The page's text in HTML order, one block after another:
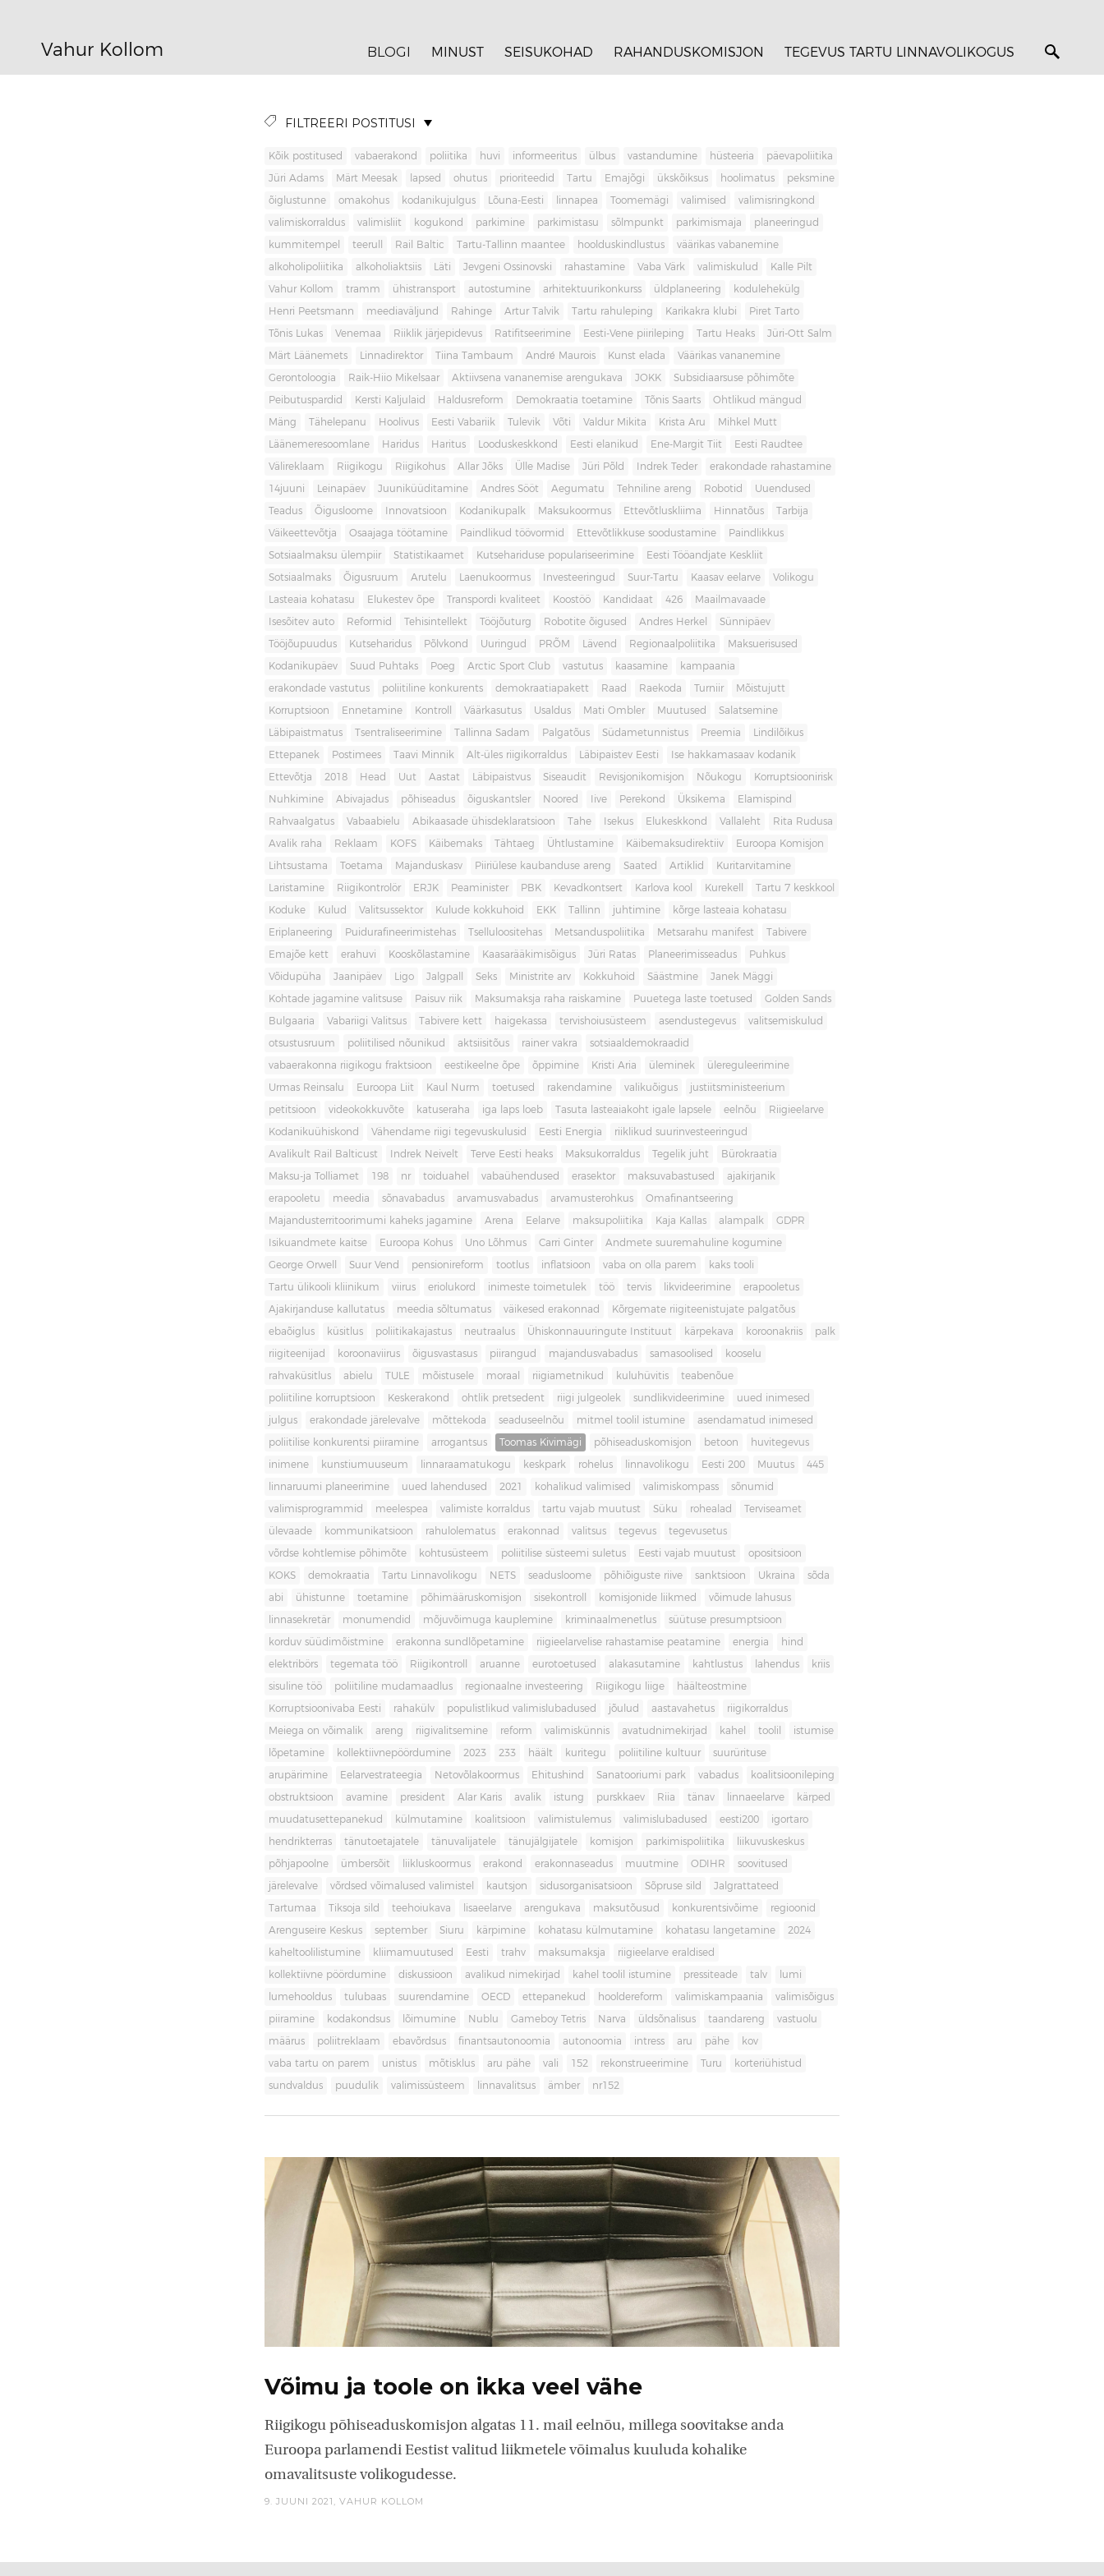
Vahur Kollom BLOGI MINUST SEISUKOHAD RAHANDUSKOMISJON TEGEVUS TARTU LINNAVOLIKOGUS
FILTREERI POSTITUSI
Kõik postitused vabaerakond poliitika huvi informeeritus ülbus vastandumine hüsteeria päevapoliitika
Jüri Adams Märt Meesak lapsed ohutus prioriteedid Tartu Emajõgi ükskõiksus hoolimatus peksmine
õiglustunne omakohus kodanikujulgus Lõuna-Eesti linnapea Toomemägi valimised valimisringkond
valimiskorraldus valimisliit kogukond parkimine parkimistasu sõlmpunkt parkimismaja planeeringud
kummitempel teerull Rail Baltic Tartu-Tallinn maantee hoolduskindlustus väärikas vabanemine
alkoholipoliitika alkoholiaktsiis Läti Jevgeni Ossinovski rahastamine Vaba Värk valimiskulud Kalle Pilt
Vahur Kollom tramm ühistransport autostumine arhitektuurikonkurss üldplaneering kodulehekülg
Henri Peetsmann meediaväljund Rahinge Artur Talvik Tartu rahuleping Karikakra klubi Piret Tarto
Tõnis Lukas Venemaa Riiklik järjepidevus Ratifitseerimine Eesti-Vene piirileping Tartu Heaks Jüri-Ott Salm
Märt Läänemets Linnadirektor Tiina Tambaum André Maurois Kunst elada Väärikas vananemine
Gerontoloogia Raik-Hiio Mikelsaar Aktiivsena vananemise arengukava JOKK Subsidiaarsuse põhimõte
Peibutuspardid Kersti Kaljulaid Haldusreform Demokraatia toetamine Tõnis Saarts Ohtlikud mängud
Mäng Tähelepanu Hoolivus Eesti Vabariik Tulevik Võti Valdur Mikita Krista Aru Mihkel Mutt
Läänemeresoomlane Haridus Haritus Looduskeskkond Eesti elanikud Ene-Margit Tiit Eesti Raudtee
Välireklaam Riigikogu Riigikohus Allar Jõks Ülle Madise Jüri Põld Indrek Teder erakondade rahastamine
14juuni Leinapäev Juuniküüditamine Andres Sööt Aegumatu Tehniline areng Robotid Uuendused
Teadus Õigusloome Innovatsioon Kodanikupalk Maksukoormus Ettevõtluskliima Hinnatõus Tarbija
Väikeettevõtja Osaajaga töötamine Paindlikud töövormid Ettevõtlikkuse soodustamine Paindlikkus
Sotsiaalmaksu ülempiir Statistikaamet Kutsehariduse populariseerimine Eesti Tööandjate Keskliit
Sotsiaalmaks Õigusruum Arutelu Laenukoormus Investeeringud Suur-Tartu Kaasav eelarve Volikogu
Lasteaia kohatasu Elukestev õpe Transpordi kvaliteet Koostöö Kandidaat 426 Maailmavaade
Isesõitev auto Reformid Tehisintellekt Tööjõuturg Robotite õigused Andres Herkel Sünnipäev
Tööjõupuudus Kutseharidus Põlvkond Uuringud PRÕM Lävend Regionaalpoliitika Maksuerisused
Kodanikupäev Suud Puhtaks Poeg Arctic Sport Club vastutus kaasamine kampaania
erakondade vastutus poliitiline konkurents demokraatiapakett Raad Raekoda Turniir Mõistujutt
Korruptsioon Ennetamine Kontroll Väärkasutus Usaldus Mati Ombler Muutused Salatsemine
Läbipaistmatus Tsentraliseerimine Tallinna Sadam Palgatõus Südametunnistus Preemia Lindilõikus
Ettepanek Postimees Taavi Minnik Alt-üles riigikorraldus Läbipaistev Eesti Ise hakkamasaav kodanik
Ettevõtja 2018 Head Uut Aastat Läbipaistvus Siseaudit Revisjonikomisjon Nõukogu Korruptsioonirisk
Nuhkimine Abivajadus põhiseadus õiguskantsler Noored Iive Perekond Üksikema Elamispind
Rahvaalgatus Vabaabielu Abikaasade ühisdeklaratsioon Tahe Isekus Elukeskkond Vallaleht Rita Rudusa
Avalik raha Reklaam KOFS Käibemaks Tähtaeg Ühtlustamine Käibemaksudirektiiv Euroopa Komisjon
Lihtsustama Toetama Majanduskasv Piiriülese kaubanduse areng Saated Artiklid Kuritarvitamine
Laristamine Riigikontrolör ERJK Peaminister PBK Kevadkontsert Karlova kool Kurekell Tartu 7 keskkool
Koduke Kulud Valitsussektor Kulude kokkuhoid EKK Tallinn juhtimine kõrge lasteaia kohatasu
Eriplaneering Puidurafineerimistehas Tselluloositehas Metsanduspoliitika Metsarahu manifest Tabivere
Emajõe kett erahuvi Kooskõlastamine Kaasarääkimisõigus Jüri Ratas Planeerimisseadus Puhkus
Võidupüha Jaanipäev Ligo Jalgpall Seks Ministrite arv Kokkuhoid Säästmine Janek Mäggi
Kohtade jagamine valitsuse Paisuv riik Maksumaksja raha raiskamine Puuetega laste toetused Golden Sands
Bulgaaria Vabariigi Valitsus Tabivere kett haigekassa tervishoiusüsteem asendustegevus valitsemiskulud
otsustusruum poliitilised nõunikud aktsiisitõus rainer vakra sotsiaaldemokraadid
vabaerakonna riigikogu fraktsioon eestikeelne õpe õppimine Kristi Aria üleminek ülereguleerimine
Urmas Reinsalu Euroopa Liit Kaul Nurm toetused rakendamine valikuõigus justiitsministeerium
petitsioon videokokkuvõte katuseraha iga laps loeb Tasuta lasteaiakoht igale lapsele eelnõu Riigieelarve
Kodanikuühiskond Vähendame riigi tegevuskulusid Eesti Energia riiklikud suurinvesteeringud
Avalikult Rail Balticust Indrek Neivelt Terve Eesti heaks Maksukorraldus Tegelik juht Bürokraatia
Maksu-ja Tolliamet 198 nr toiduahel vabaühendused erasektor maksuvabastused ajakirjanik
erapooletu meedia sõnavabadus arvamusvabadus arvamusterohkus Omafinantseering
Majandusterritoorimumi kaheks jagamine Arena Eelarve maksupoliitika Kaja Kallas alampalk GDPR
Isikuandmete kaitse Euroopa Kohus Uno Lõhmus Carri Ginter Andmete suuremahuline kogumine
George Orwell Suur Vend pensionireform tootlus inflatsioon vaba on olla parem kaks tooli
Tartu ülikooli kliinikum viirus eriolukord inimeste toimetulek töö tervis likvideerimine erapooletus
Ajakirjanduse kallutatus meedia sõltumatus väikesed erakonnad Kõrgemate riigiteenistujate palgatõus
ebaõiglus küsitlus poliitikakajastus neutraalus Ühiskonnauuringute Instituut kärpekava koroonakriis palk
riigiteenijad koroonaviirus õigusvastasus piirangud majandusvabadus samasoolised kooselu
rahvaküsitlus abielu TULE mõistusele moraal riigiametnikud kuluhüvitis teabenõue
poliitiline korruptsioon Keskerakond ohtlik pretsedent riigi julgeolek sundlikvideerimine uued inimesed
julgus erakondade järelevalve mõttekoda seaduseelnõu mitmel toolil istumine asendamatud inimesed
poliitilise konkurentsi piiramine arrogantsus Toomas Kivimägi põhiseaduskomisjon betoon huvitegevus
inimene kunstiumuuseum linnaraamatukogu keskpark rohelus linnavolikogu Eesti 200 Muutus 445
linnaruumi planeerimine uued lahendused 2021 kohalikud valimised valimiskompass sõnumid
valimisprogrammid meelespea valimiste korraldus tartu vajab muutust Süku rohealad Terviseamet
ülevaade kommunikatsioon rahulolematus erakonnad valitsus tegevus tegevusetus
võrdse kohtlemise põhimõte kohtusüsteem poliitilise süsteemi suletus Eesti vajab muutust opositsioon
KOKS demokraatia Tartu Linnavolikogu NETS seadusloome põhiõiguste riive sanktsioon Ukraina sõda
abi ühistunne toetamine põhimääruskomisjon sisekontroll komisjonide liikmed võimude lahusus
linnasekretär monumendid mõjuvõimuga kauplemine kriminaalmenetlus süütuse presumptsioon
korduv süüdimõistmine erakonna sundlõpetamine riigieelarvelise rahastamise peatamine energia hind
elektribörs tegemata töö Riigikontroll aruanne eurotoetused alakasutamine kahtlustus lahendus kriis
sisuline töö poliitiline mudamaadlus regionaalne investeering Riigikogu liige häälteostmine
Korruptsioonivaba Eesti rahakülv populistlikud valimislubadused jõulud aastavahetus riigikorraldus
Meiega on võimalik areng riigivalitsemine reform valimiskünnis avatudnimekirjad kahel toolil istumise
lõpetamine kollektiivnepöördumine 2023 233 häält kuritegu poliitiline kultuur suurürituse
arupärimine Eelarvestrateegia Netovõlakoormus Ehitushind Sanatooriumi park vabadus koalitsioonileping
obstruktsioon avamine president Alar Karis avalik istung purskkaev Riia tänav linnaeelarve kärped
muudatusettepanekud külmutamine koalitsioon valimistulemus valimislubadused eesti200 igortaro
hendrikterras tänutoetajatele tänuvalijatele tänujälgijatele komisjon parkimispoliitika liikuvuskeskus
põhjapoolne ümbersõit liikluskoormus erakond erakonnaseadus muutmine ODIHR soovitused
järelevalve võrdsed võimalused valimistel kautsjon sidusorganisatsioon Sõpruse sild Jalgrattateed
Tartumaa Tiksoja sild teehoiukava lisaeelarve arengukava maksutõusud konkurentsivõime regioonid
Arenguseire Keskus september Siuru kärpimine kohatasu külmutamine kohatasu langetamine 2024
kaheltoolilistumine kliimamuutused Eesti trahv maksumaksja riigieelarve eraldised
kollektiivne pöördumine diskussioon avalikud nimekirjad kahel toolil istumine pressiteade talv lumi
lumehooldus tulubaas suurendamine OECD ettepanekud hooldereform valimiskampaania valimisõigus
piiramine kodakondsus lõimumine Nublu Gameboy Tetris Narva üldsõnalisus taandareng vastuolu
määrus poliitreklaam ebavõrdsus finantsautonoomia autonoomia intress aru pähe kov
vaba tartu on parem unistus mõtisklus aru pähe vali 152 rekonstrueerimine Turu korteriühistud
sundvaldus puudulik valimissüsteem linnavalitsus ämber nr152
Võimu ja toole on ikka veel vähe
Riigikogu põhiseaduskomisjon algatas 11. mail eelnõu, millega soovitakse anda
Euroopa parlamendi Eestist valitud liikmetele võimalus kuuluda kohalike
omavalitsuste volikogudesse.
9. JUUNI 2021, VAHUR KOLLOM